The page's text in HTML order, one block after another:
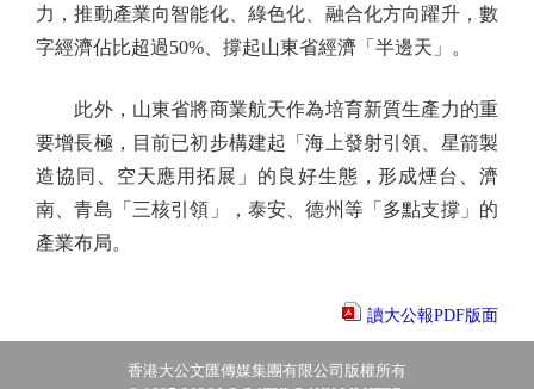
力，推動產業向智能化、綠色化、融合化方向躍升，數
字經濟佔比超過50%、撐起山東省經濟「半邊天」。
此外，山東省將商業航天作為培育新質生產力的重
要增長極，目前已初步構建起「海上發射引領、星箭製
造協同、空天應用拓展」的良好生態，形成煙台、濟
南、青島「三核引領」，泰安、德州等「多點支撐」的
產業布局。
讀大公報PDF版面
香港大公文匯傳媒集團有限公司版權所有